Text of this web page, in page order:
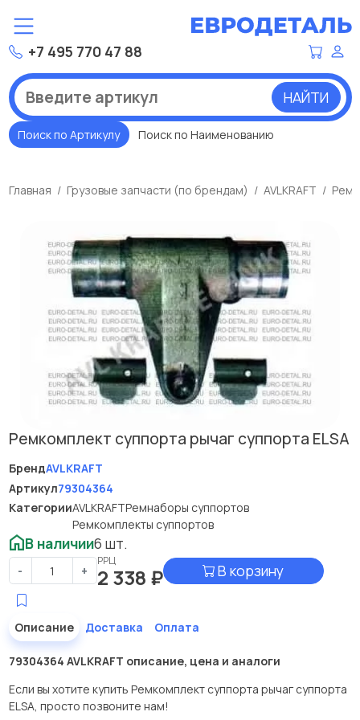
+7 495 770 47 88
НАЙТИ
Поиск по Артикулу Поиск по Наименованию
Главная Грузовые запчасти (по брендам) AVLKRAFT
Ремкомплект суппорта рычаг суппорта ELSA
БрендAVLKRAFT
Артикул79304364
КатегорииAVLKRAFTРемнаборы суппортов
Ремкомплекты суппортов
В наличии6 шт.
- +
РРЦ
2 338 ₽ В корзину
Описание Доставка Оплата
79304364 AVLKRAFT описание, цена и аналоги
Если вы хотите купить Ремкомплект суппорта рычаг суппорта
ELSA, просто позвоните нам!